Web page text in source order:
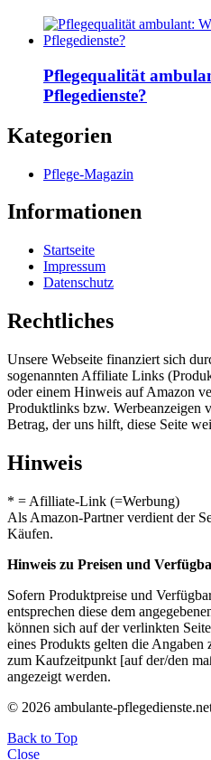
Pflegequalität
Pflegedienste?
Kategorien
Pflege-Magazin
Informationen
Startseite
Impressum
Datenschutz
Rechtliches
Unsere Webseite finanziert sich
sogenannten Affiliate Links
oder einem Hinweis auf Amazon
Produktlinks bzw. Werbeanzeigen
Betrag, der uns hilft, diese Seite
Hinweis
* = Afilliate-Link (=Werbung)
Als Amazon-Partner verdient der
Käufen.
Hinweis zu Preisen und
Sofern Produktpreise und
entsprechen diese dem
können sich auf der verlinkten
eines Produkts gelten die
zum Kaufzeitpunkt [auf der/den
angezeigt werden.
© 2026 ambulante-
Back to Top
Close